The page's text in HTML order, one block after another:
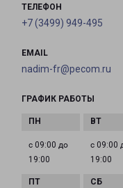
ТЕЛЕФОН
+7 (3499) 949-495
EMAIL
nadim-fr@pecom.ru
ГРАФИК РАБОТЫ
с 09:00 до
19:00
с 09:00
19:00